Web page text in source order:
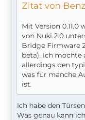
Zitat von
Mit Version
von Nuki 2.0
Bridge Firmware
beta). Ich möchte
allerdings den
was für manche
ist.
Ich habe den
Was genau kann